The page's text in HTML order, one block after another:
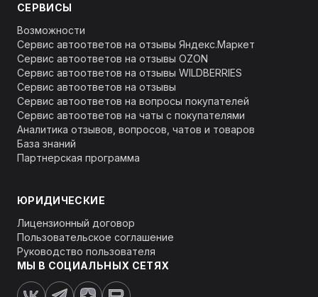
СЕРВИСЫ
Возможности
Сервис автоответов на отзывы Яндекс.Маркет
Сервис автоответов на отзывы OZON
Сервис автоответов на отзывы WILDBERRIES
Сервис автоответов на отзывы
Сервис автоответов на вопросы покупателей
Сервис автоответов на чаты с покупателями
Аналитика отзывов, вопросов, чатов и товаров
База знаний
Партнерская программа
ЮРИДИЧЕСКИЕ
Лицензионный договор
Пользовательское соглашение
Руководство пользователя
МЫ В СОЦИАЛЬНЫХ СЕТЯХ